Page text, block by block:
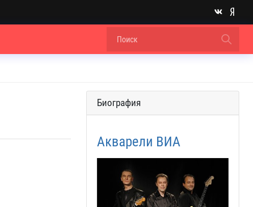
Биография
Акварели ВИА